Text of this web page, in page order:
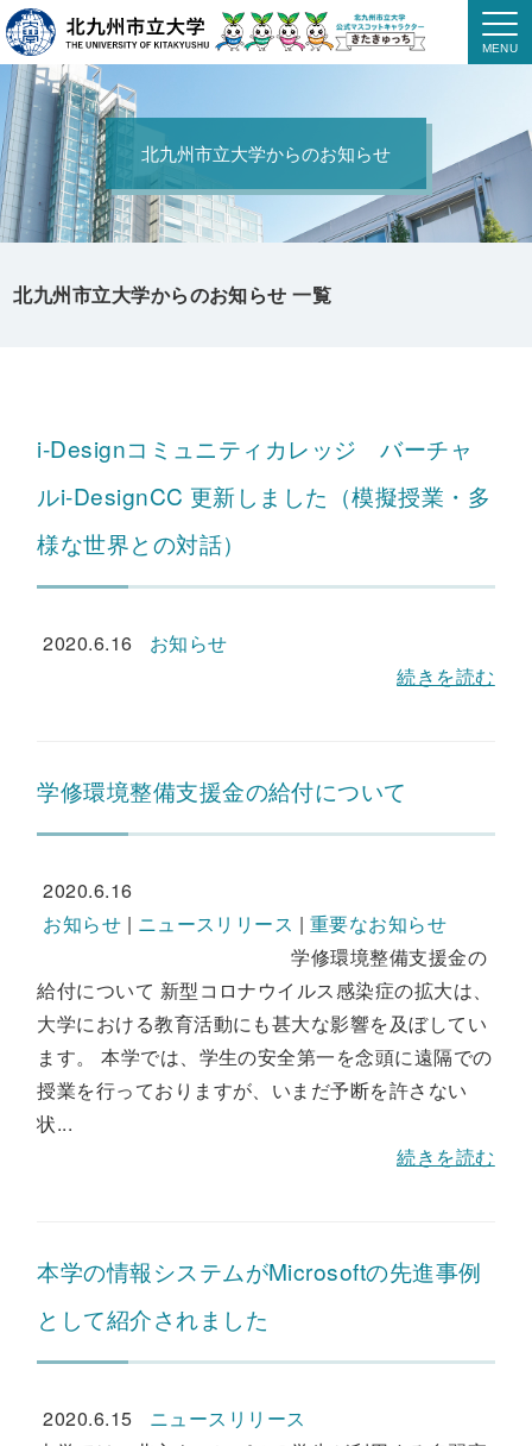
北九州市立大学からのお知らせ
北九州市立大学からのお知らせ 一覧
i-Designコミュニティカレッジ バーチャ
ルi-DesignCC 更新しました（模擬授業・多
様な世界との対話）
2020.6.16
お知らせ
続きを読む
学修環境整備支援金の給付について
2020.6.16
お知らせ | ニュースリリース | 重要なお知らせ
学修環境整備支援金の
給付について 新型コロナウイルス感染症の拡大は、
大学における教育活動にも甚大な影響を及ぼしてい
ます。 本学では、学生の安全第一を念頭に遠隔での
授業を行っておりますが、いまだ予断を許さない
状...
続きを読む
本学の情報システムがMicrosoftの先進事例
として紹介されました
2020.6.15
ニュースリリース